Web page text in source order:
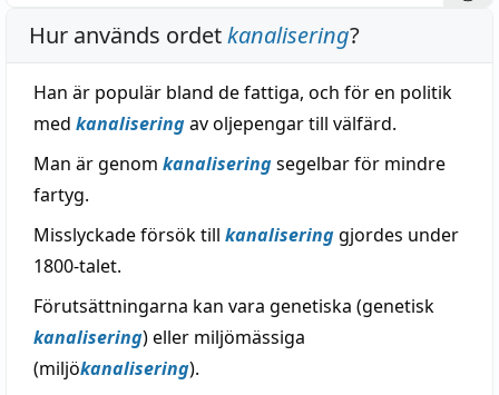
Hur används ordetkanalisering?
Han är populär bland de fattiga, och för en politik
med kanaliseringav oljepengar till välfärd.
Man är genom kanaliseringsegelbar för mindre
fartyg.
Misslyckade försök till kanaliseringgjordes under
1800-talet.
Förutsättningarna kan vara genetiska (genetisk
kanalisering) eller miljömässiga
(miljökanalisering).